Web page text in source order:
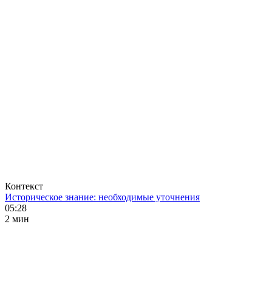
Контекст
Историческое знание: необходимые уточнения
05:28
2 мин